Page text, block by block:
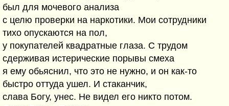
был для мочевого анализа
с целю проверки на наркотики. Мои сотрудники
тихо опускаются на пол,
у покупателей квадратные глаза. С трудом
сдерживая истерические порывы смеха
я ему обьяснил, что это не нужно, и он как-то
быстро оттуда ушел. И стаканчик,
слава Богу, унес. Не видел его никто потом.